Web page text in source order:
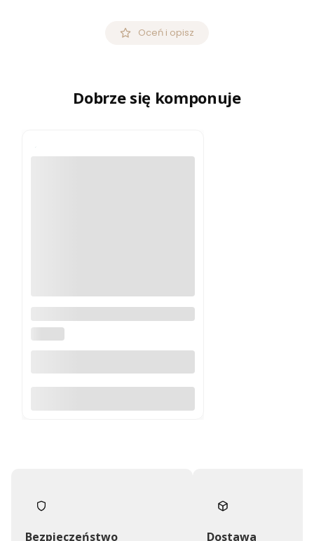
Oceń i opisz
Dobrze się komponuje
funkcją balansowania
Bezpieczeństwo Dostawa